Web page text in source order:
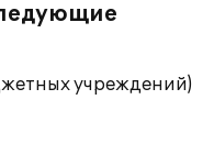
учреждений)